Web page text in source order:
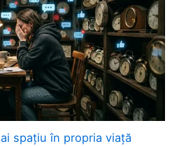
spațiu în propria viață